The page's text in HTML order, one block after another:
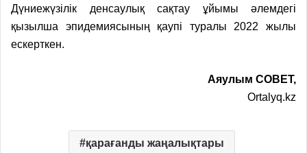
Дүниежүзілік денсаулық сақтау ұйымы әлемдегі
қызылша эпидемиясының қаупі туралы 2022 жылы
ескерткен.
Аяулым СОВЕТ,
Ortalyq.kz
қарағанды жаңалықтары